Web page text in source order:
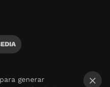
generar